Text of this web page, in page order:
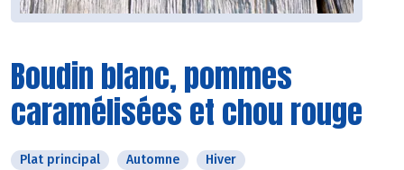
Boudin blanc, pommes
caramélisées et chou rouge
Plat principal Automne Hiver